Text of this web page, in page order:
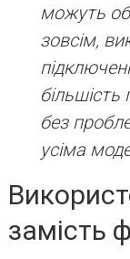
можуть
зовсім,
без
усіма
замість